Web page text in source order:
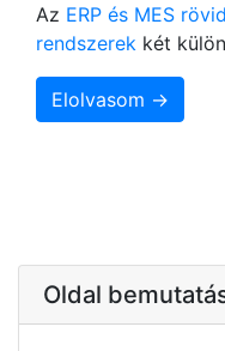
Az ERP és MES
rendszerek két
Elolvasom →
Oldal